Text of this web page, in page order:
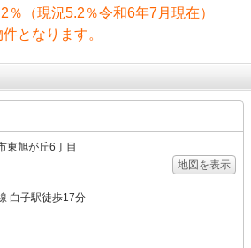
％（現況5.2％令和6年7月現在）
となります。
東旭が丘6丁目
地図を表示
白子駅徒歩17分